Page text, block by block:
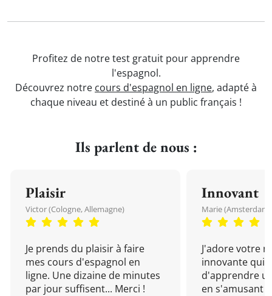
Profitez de notre test gratuit pour apprendre
l'espagnol.
Découvrez notre cours d'espagnol en ligne, adapté à
chaque niveau et destiné à un public français !
Ils parlent de nous :
Plaisir
Victor (Cologne, Allemagne)
Je prends du plaisir à faire
mes cours d'espagnol en
ligne. Une dizaine de minutes
par jour suffisent... Merci !
Innovant
Marie (Amsterdam,
J'adore votre
innovante qui
d'apprendre
en s'amusant !